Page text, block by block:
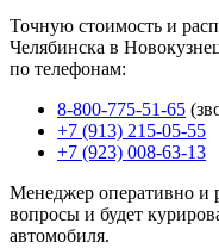
Точную стоимость и
Челябинска в
по телефонам:
8-800-775-51-65
+7 (913) 215-05-55
+7 (923) 008-63-13
Менеджер оперативно и
вопросы и будет
автомобиля.